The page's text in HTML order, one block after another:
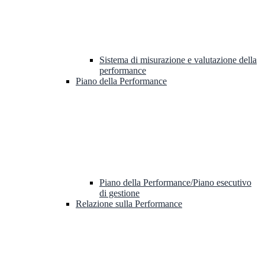
Sistema di misurazione e valutazione della
performance
Piano della Performance
Piano della Performance/Piano esecutivo
di gestione
Relazione sulla Performance